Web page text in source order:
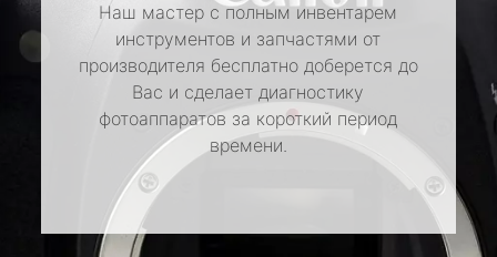
Наш мастер с полным инвентарем
инструментов и запчастями от
производителя бесплатно доберется до
Вас и сделает диагностику
фотоаппаратов за короткий период
времени.